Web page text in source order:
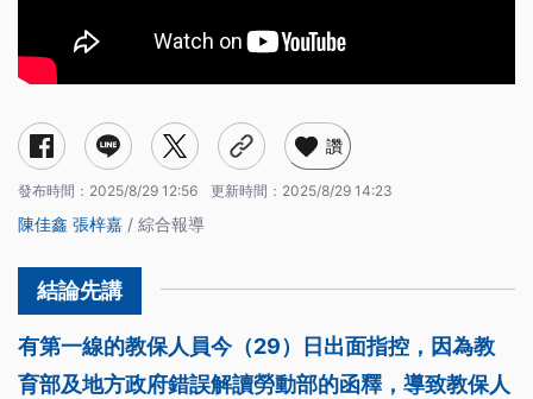
讚
發布時間： 2025/8/29 12:56 更新時間： 2025/8/29 14:23
陳佳鑫 張梓嘉 / 綜合報導
有第一線的教保人員今（29）日出面指控，因為教
育部及地方政府錯誤解讀勞動部的函釋，導致教保人